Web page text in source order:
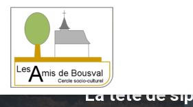
La tête de